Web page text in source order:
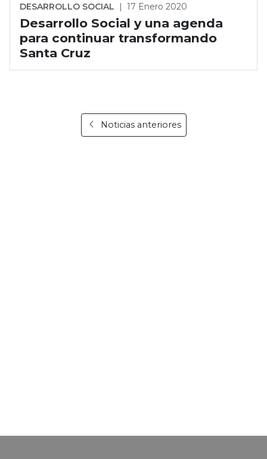
DESARROLLO SOCIAL | 17 Enero 2020
Desarrollo Social y una agenda
para continuar transformando
Santa Cruz
Noticias anteriores